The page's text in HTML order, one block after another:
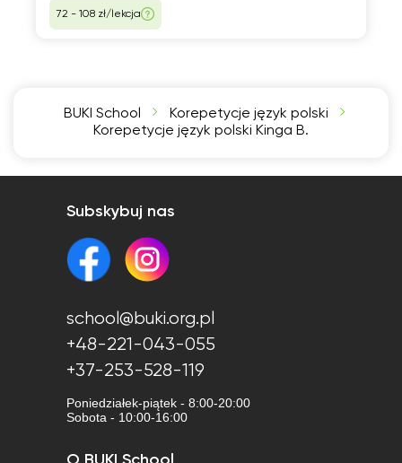
72 - 108 zł/lekcja
BUKI School
Korepetycje język polski
Korepetycje język polski Kinga B.
Subskybuj nas
school@buki.org.pl
+48-221-043-055
+37-253-528-119
Poniedziałek-piątek - 8:00-20:00
Sobota - 10:00-16:00